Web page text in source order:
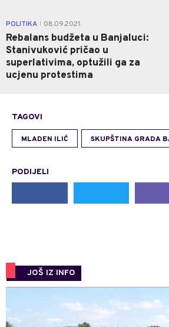
POLITIKA 08.09.2021.
Rebalans budžeta u Banjaluci:
Stanivuković pričao u
superlativima, optužili ga za
ucjenu protestima
TAGOVI
MLADEN ILIĆ SKUPŠTINA GRADA
PODIJELI
JOŠ IZ INFO